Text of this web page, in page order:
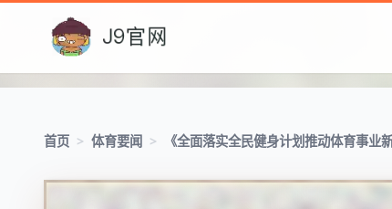
首页 > 体育要闻 > 《全面落实全民健身计划推动体育事业